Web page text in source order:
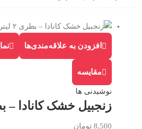
افزودن به علاقه‌مندی‌ها
مقایسه
نوشیدنی ها
زنجبیل خشک کانادا – بطری
8,500 تومان